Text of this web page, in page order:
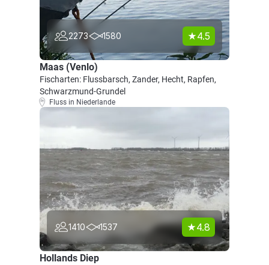
2273 1580 4.5
Maas (Venlo)
Fischarten: Flussbarsch, Zander, Hecht, Rapfen,
Schwarzmund-Grundel
Fluss in Niederlande
1410 1537 4.8
Hollands Diep